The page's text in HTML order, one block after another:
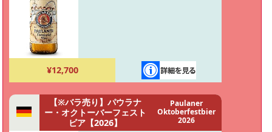
¥12,700
【※バラ売り】パウラナ
ー・オクトーバーフェスト
ビア【2026】
Paulaner
Oktoberfestbier
2026